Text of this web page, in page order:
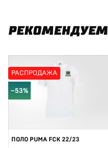
РЕКОМЕНДУЕМ
РАСПРОДАЖА
−53%
ПОЛО PUMA FCK 22/23